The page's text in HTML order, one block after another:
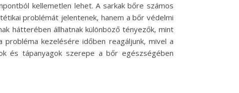
kellemetlen lehet. A sarkak bőre számos
problémát jelentenek, hanem a bőr védelmi
hátterében állhatnak különböző tényezők, mint
kezelésére időben reagáljunk, mivel a
és tápanyagok szerepe a bőr egészségében